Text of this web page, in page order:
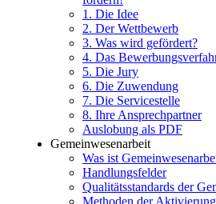
1. Die Idee
2. Der Wettbewerb
3. Was wird gefördert?
4. Das
5. Die Jury
6. Die Zuwendung
7. Die Servicestelle
8. Ihre Ansprechpartner
Auslobung als PDF
Gemeinwesenarbeit
Was ist
Handlungsfelder
Qualitätsstandards der
Methoden der Aktivierung